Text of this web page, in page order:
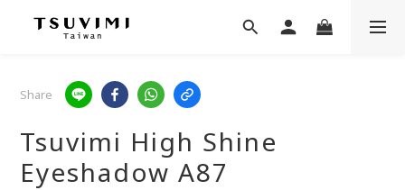
Share
Tsuvimi High Shine
Eyeshadow A87